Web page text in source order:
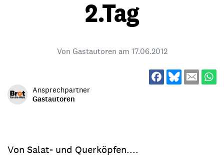
2.Tag
Von Gastautoren am 17.06.2012
Ansprechpartner
Gastautoren
Von Salat- und Querköpfen....